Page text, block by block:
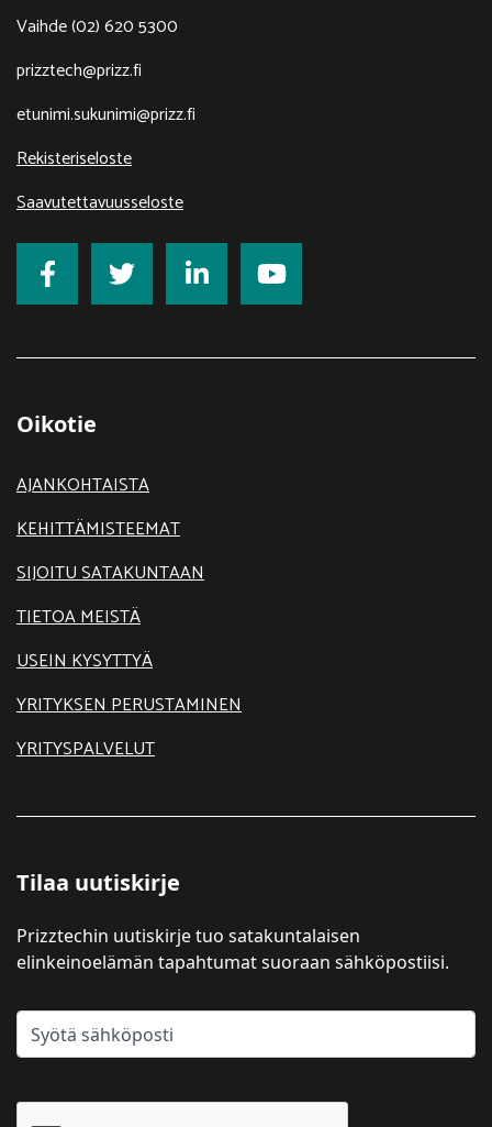
Vaihde (02) 620 5300
prizztech@prizz.fi
etunimi.sukunimi@prizz.fi
Rekisteriseloste
Saavutettavuusseloste
Oikotie
AJANKOHTAISTA
KEHITTÄMISTEEMAT
SIJOITU SATAKUNTAAN
TIETOA MEISTÄ
USEIN KYSYTTYÄ
YRITYKSEN PERUSTAMINEN
YRITYSPALVELUT
Tilaa uutiskirje
Prizztechin uutiskirje tuo satakuntalaisen
elinkeinoelämän tapahtumat suoraan sähköpostiisi.